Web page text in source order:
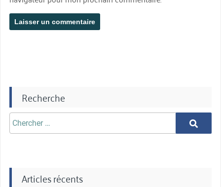
Recherche
Chercher
aprè:
Chercher
Articles récents